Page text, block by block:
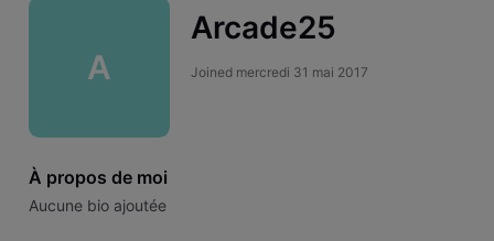
A
Arcade25
Joined mercredi 31 mai 2017
À propos de moi
Aucune bio ajoutée